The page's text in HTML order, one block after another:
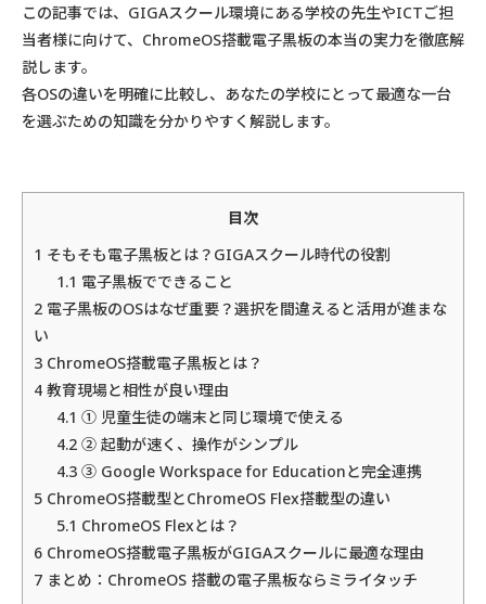
この記事では、GIGAスクール環境にある学校の先生やICTご担
当者様に向けて、ChromeOS搭載電子黒板の本当の実力を徹底解
説します。
各OSの違いを明確に比較し、あなたの学校にとって最適な一台
を選ぶための知識を分かりやすく解説します。
目次
1 そもそも電子黒板とは？GIGAスクール時代の役割
1.1 電子黒板でできること
2 電子黒板のOSはなぜ重要？選択を間違えると活用が進まな
い
3 ChromeOS搭載電子黒板とは？
4 教育現場と相性が良い理由
4.1 ① 児童生徒の端末と同じ環境で使える
4.2 ② 起動が速く、操作がシンプル
4.3 ③ Google Workspace for Educationと完全連携
5 ChromeOS搭載型とChromeOS Flex搭載型の違い
5.1 ChromeOS Flexとは？
6 ChromeOS搭載電子黒板がGIGAスクールに最適な理由
7 まとめ：ChromeOS 搭載の電子黒板ならミライタッチ